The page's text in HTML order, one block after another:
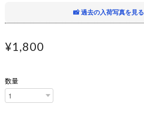
📸 過去の入荷写真を見る
¥1,800
数量